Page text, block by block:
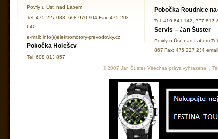
Povrly u Ústí nad Labem
Tel: 475 227 083, 608 970 904 Fax: 475 208
640
e-mail: info(e)elektromotory-prevodovky.cz
Pobočka Holešov
Tel: 608 813 857
Pobočka Roudnice
Tel: 416 841 142, 777 813
Servis – Jan Šuster
Povrly u Ústí nad Labem
867 Fax: 475 227 234
© 2007 Jan Šuster, Všechna práva vyhrazena. |